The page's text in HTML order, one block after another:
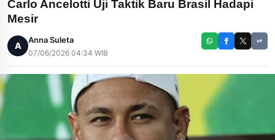
Carlo Ancelotti Uji Taktik Baru Brasil Hadapi
Mesir
A
Anna Suleta
07/06/2026 04:34 WIB